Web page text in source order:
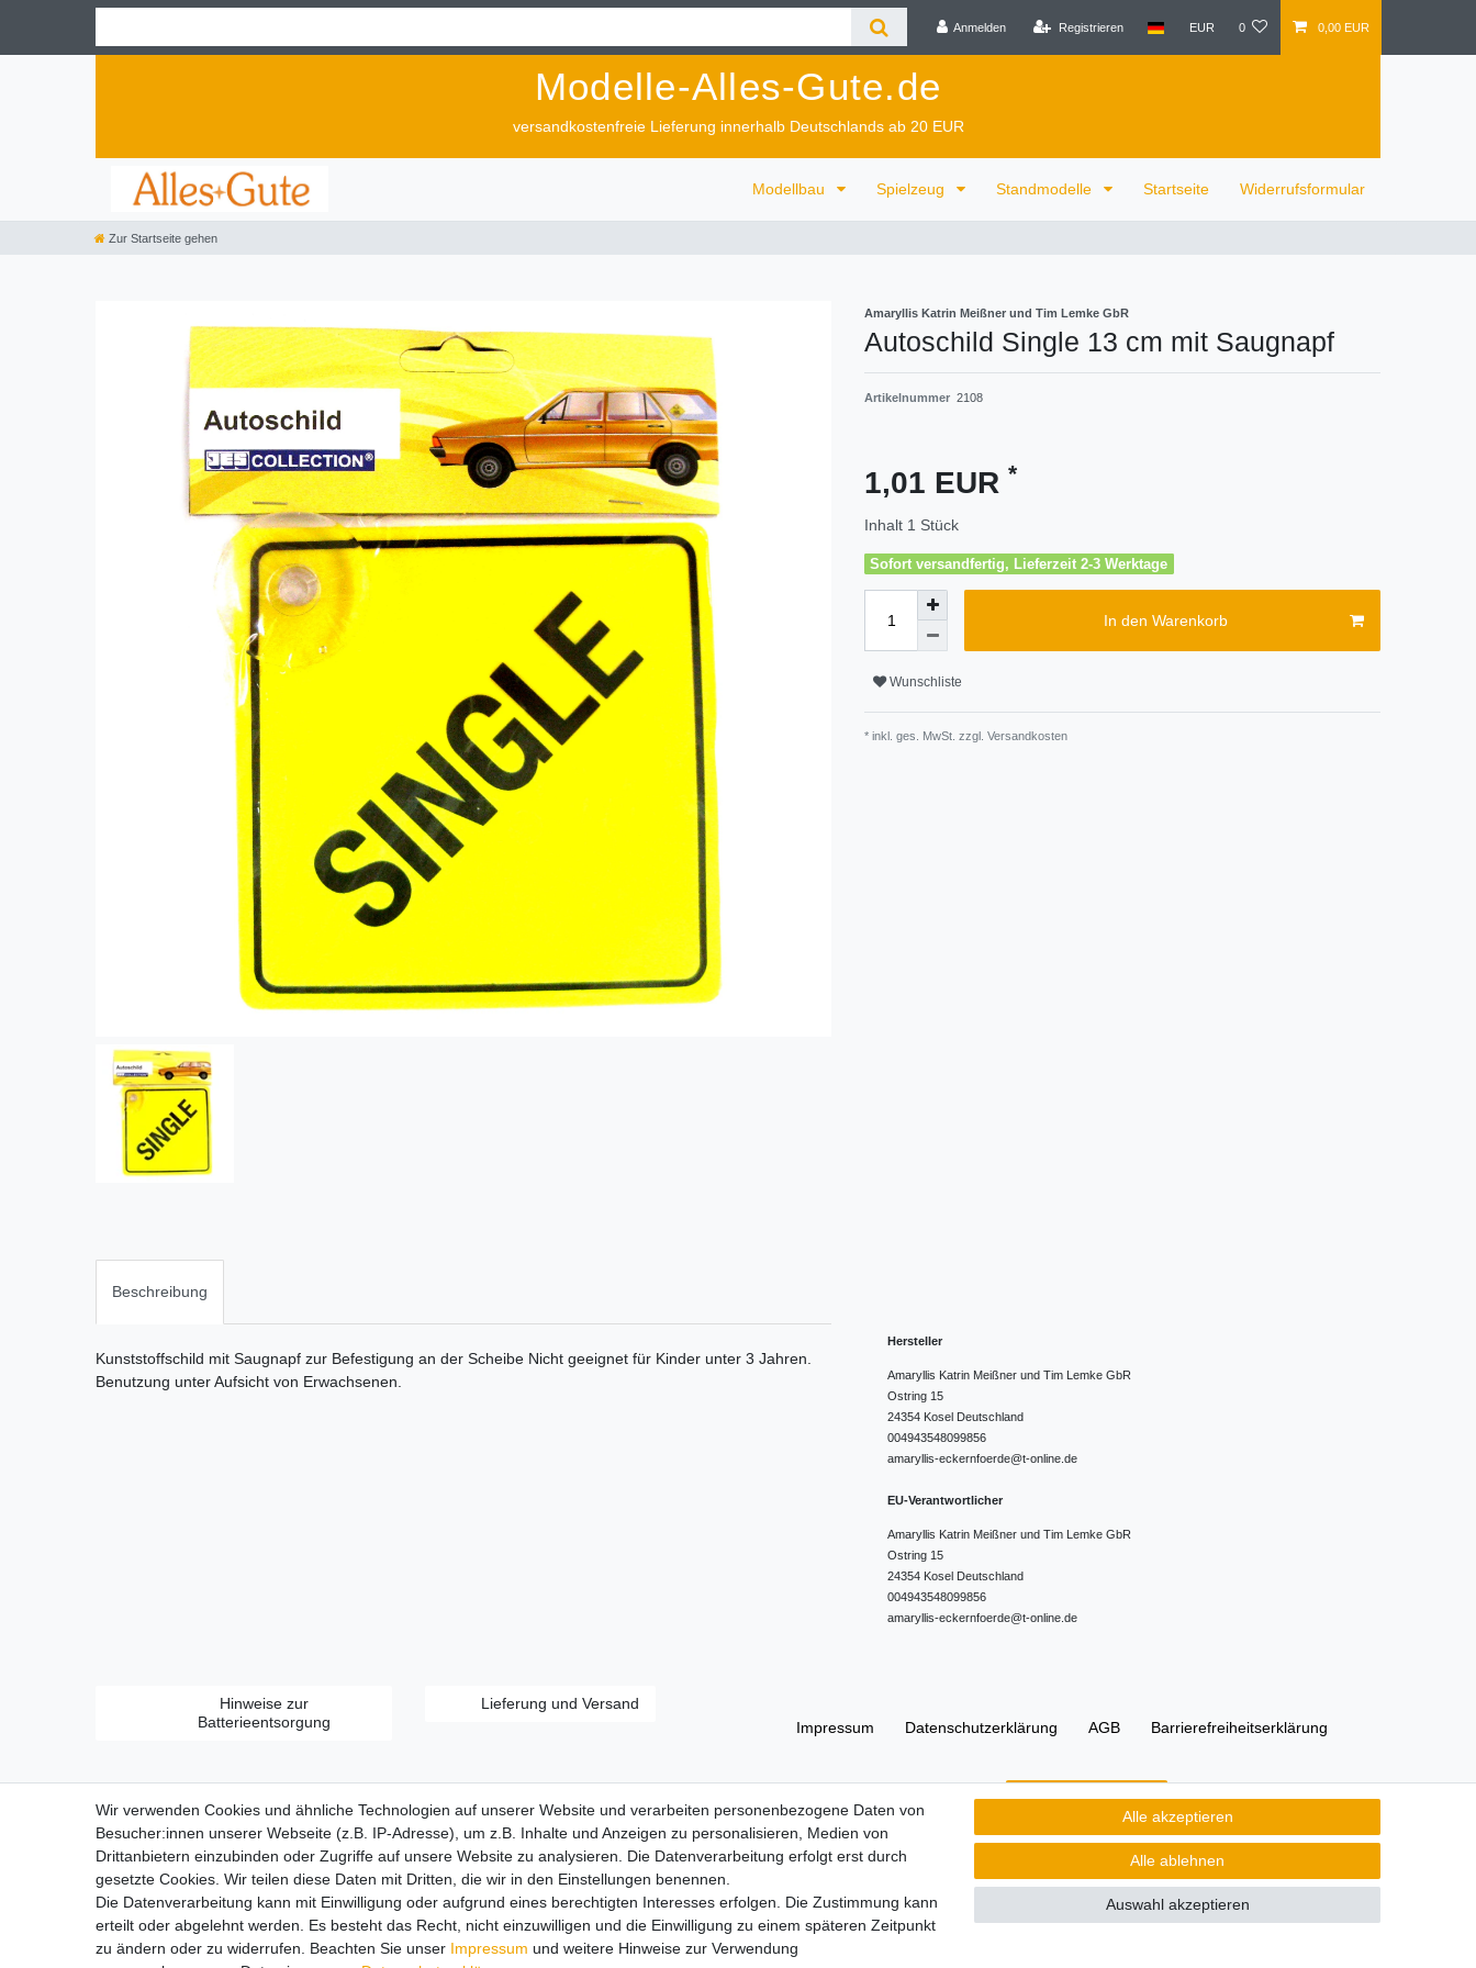
Anmelden Registrieren EUR 0 0,00 EUR
Modelle-Alles-Gute.de
versandkostenfreie Lieferung innerhalb Deutschlands ab 20 EUR
Modellbau Spielzeug Standmodelle Startseite Widerrufsformular
Zur Startseite gehen
Amaryllis Katrin Meißner und Tim Lemke GbR
Autoschild Single 13 cm mit Saugnapf
Artikelnummer 2108
1,01 EUR *
Inhalt 1 Stück
Sofort versandfertig, Lieferzeit 2-3 Werktage
In den Warenkorb
Wunschliste
* inkl. ges. MwSt. zzgl. Versandkosten
Beschreibung
Kunststoffschild mit Saugnapf zur Befestigung an der Scheibe Nicht geeignet für Kinder unter 3 Jahren.
Benutzung unter Aufsicht von Erwachsenen.
Hersteller
Amaryllis Katrin Meißner und Tim Lemke GbR
Ostring 15
24354 Kosel Deutschland
004943548099856
amaryllis-eckernfoerde@t-online.de
EU-Verantwortlicher
Amaryllis Katrin Meißner und Tim Lemke GbR
Ostring 15
24354 Kosel Deutschland
004943548099856
amaryllis-eckernfoerde@t-online.de
Hinweise zur
Batterieentsorgung
Lieferung und Versand
Impressum
Daten­schutz­erklärung AGB Barrierefreiheitserklärung
Widerrufs­recht Vertrag widerrufen Kontakt
Zahlungsarten:
Wir verwenden Cookies und ähnliche Technologien auf unserer Website und verarbeiten personenbezogene Daten von
Besucher:innen unserer Webseite (z.B. IP-Adresse), um z.B. Inhalte und Anzeigen zu personalisieren, Medien von
Drittanbietern einzubinden oder Zugriffe auf unsere Website zu analysieren. Die Datenverarbeitung erfolgt erst durch
gesetzte Cookies. Wir teilen diese Daten mit Dritten, die wir in den Einstellungen benennen.
Die Datenverarbeitung kann mit Einwilligung oder aufgrund eines berechtigten Interesses erfolgen. Die Zustimmung kann
erteilt oder abgelehnt werden. Es besteht das Recht, nicht einzuwilligen und die Einwilligung zu einem späteren Zeitpunkt
zu ändern oder zu widerrufen. Beachten Sie unser Impressum und weitere Hinweise zur Verwendung
Alle akzeptieren
Alle ablehnen
Auswahl akzeptieren